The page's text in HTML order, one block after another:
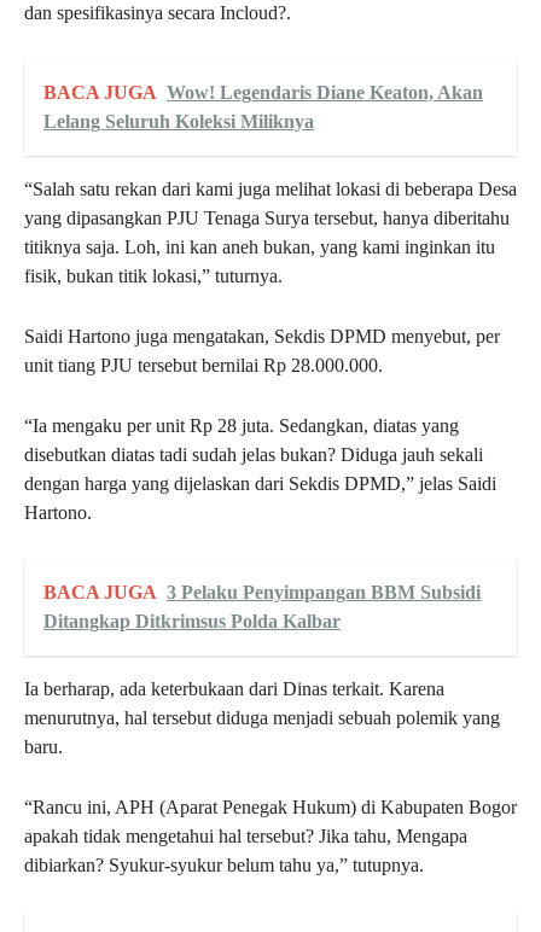
dan spesifikasinya secara Incloud?.
BACA JUGA Wow! Legendaris Diane Keaton, Akan
Lelang Seluruh Koleksi Miliknya
“Salah satu rekan dari kami juga melihat lokasi di beberapa Desa
yang dipasangkan PJU Tenaga Surya tersebut, hanya diberitahu
titiknya saja. Loh, ini kan aneh bukan, yang kami inginkan itu
fisik, bukan titik lokasi,” tuturnya.
Saidi Hartono juga mengatakan, Sekdis DPMD menyebut, per
unit tiang PJU tersebut bernilai Rp 28.000.000.
“Ia mengaku per unit Rp 28 juta. Sedangkan, diatas yang
disebutkan diatas tadi sudah jelas bukan? Diduga jauh sekali
dengan harga yang dijelaskan dari Sekdis DPMD,” jelas Saidi
Hartono.
BACA JUGA 3 Pelaku Penyimpangan BBM Subsidi
Ditangkap Ditkrimsus Polda Kalbar
Ia berharap, ada keterbukaan dari Dinas terkait. Karena
menurutnya, hal tersebut diduga menjadi sebuah polemik yang
baru.
“Rancu ini, APH (Aparat Penegak Hukum) di Kabupaten Bogor
apakah tidak mengetahui hal tersebut? Jika tahu, Mengapa
dibiarkan? Syukur-syukur belum tahu ya,” tutupnya.